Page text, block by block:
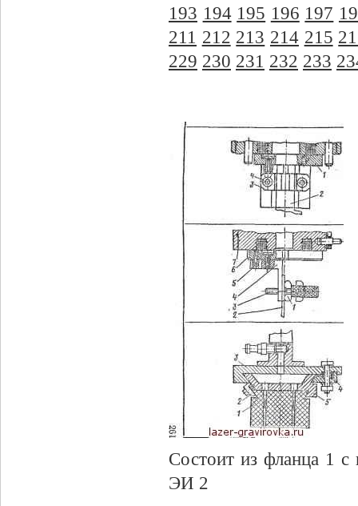
193 194 195 196 197
211 212 213 214 215
229 230 231 232 233
Состоит из фланца 1 с
ЭИ 2